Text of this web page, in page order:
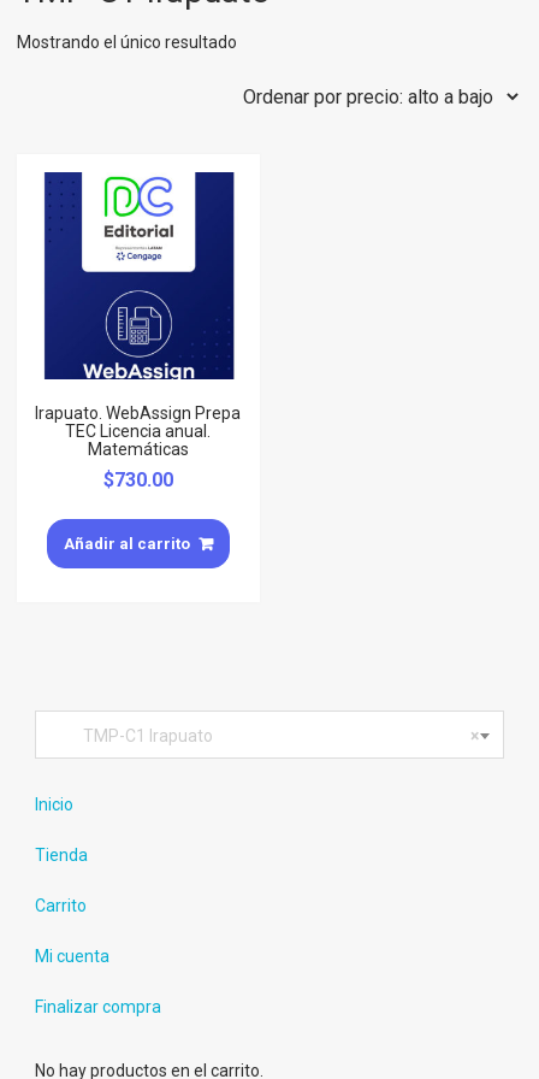
Mostrando el único resultado
Irapuato. WebAssign Prepa
TEC Licencia anual.
Matemáticas
$730.00
Añadir al carrito
×
TMP-C1 Irapuato
Inicio
Tienda
Carrito
Mi cuenta
Finalizar compra
No hay productos en el carrito.